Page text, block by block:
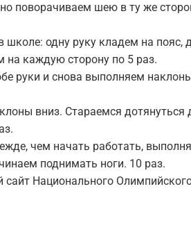
поворачиваем шею в ту же
школе: одну руку кладем на пояс,
на каждую сторону по 5 раз.
руки и снова выполняем
вниз. Стараемся дотянуться
чем начать работать,
поднимать ноги. 10 раз.
Национального